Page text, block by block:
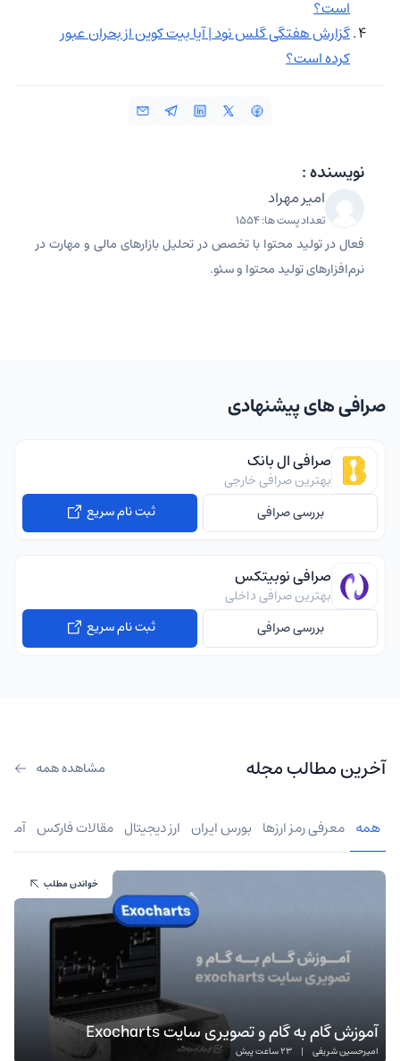
است؟
گزارش هفتگی گلس نود | آیا بیت کوین از بحران عبور
کرده است؟
نویسنده :
امیر مهراد
تعداد پست ها: 1554
فعال در تولید محتوا با تخصص در تحلیل بازارهای مالی و مهارت در
نرم‌افزارهای تولید محتوا و سئو.
صرافی های پیشنهادی
صرافی ال بانک
بهترین صرافی خارجی
بررسی صرافی
ثبت نام سریع
صرافی نوبیتکس
بهترین صرافی داخلی
بررسی صرافی
ثبت نام سریع
آخرین مطالب مجله مشاهده همه
همه معرفی رمز ارزها بورس ایران ارز دیجیتال مقالات فارکس
آموزش گام به گام و تصویری سایت Exocharts
امیرحسین شریفی | 23 ساعت پیش
خواندن مطلب